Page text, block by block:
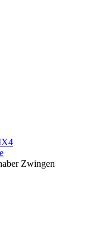
Zwingen